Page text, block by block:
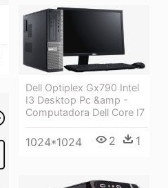
Dell Optiplex Gx790 Intel
I3 Desktop Pc &amp -
Computadora Dell Core I7
1024*1024 2 1